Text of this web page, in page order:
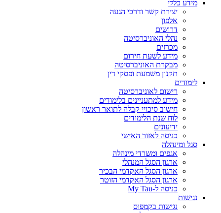
מידע כללי
יצירת קשר ודרכי הגעה
אלפון
דרושים
נהלי האוניברסיטה
מכרזים
מידע לשעת חירום
מבקרת האוניברסיטה
תקנון משמעת ופסקי דין
לימודים
רישום לאוניברסיטה
מידע למתעניינים בלימודים
חישוב סיכויי קבלה לתואר ראשון
לוח שנת הלימודים
ידיעונים
כניסה לאזור האישי
סגל ומינהלה
אגפים ומשרדי מינהלה
ארגון הסגל המנהלי
ארגון הסגל האקדמי הבכיר
ארגון הסגל האקדמי הזוטר
כניסה ל-My Tau
נגישות
נגישות בקמפוס